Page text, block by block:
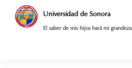
Saltar
contenido
Universidad de Sonora
El saber de mis hijos hará mi grandeza